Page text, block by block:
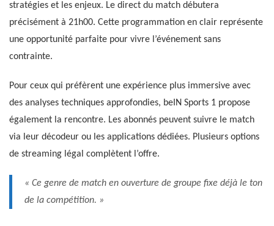
stratégies et les enjeux. Le direct du match débutera
précisément à 21h00. Cette programmation en clair représente
une opportunité parfaite pour vivre l’événement sans
contrainte.
Pour ceux qui préfèrent une expérience plus immersive avec
des analyses techniques approfondies, beIN Sports 1 propose
également la rencontre. Les abonnés peuvent suivre le match
via leur décodeur ou les applications dédiées. Plusieurs options
de streaming légal complètent l’offre.
« Ce genre de match en ouverture de groupe fixe déjà le ton
de la compétition. »